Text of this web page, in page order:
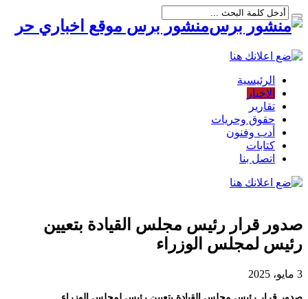
منشور برس موقع اخباري حر
الرئيسية
الاخبار
تقارير
حقوق وحريات
أدب وفنون
كتابات
اتصل بنا
صدور قرار رئيس مجلس القيادة بتعيين
رئيس لمجلس الوزراء
3 مايو، 2025